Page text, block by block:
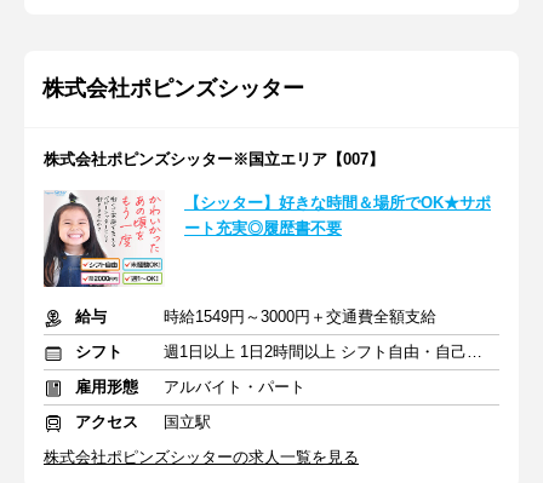
株式会社ポピンズシッター
株式会社ポピンズシッター※国立エリア【007】
【シッター】好きな時間＆場所でOK★サポ
ート充実◎履歴書不要
給与
時給1549円～3000円＋交通費全額支給
シフト
週1日以上 1日2時間以上 シフト自由・自己申告
雇用形態
アルバイト・パート
アクセス
国立駅
株式会社ポピンズシッターの求人一覧を見る